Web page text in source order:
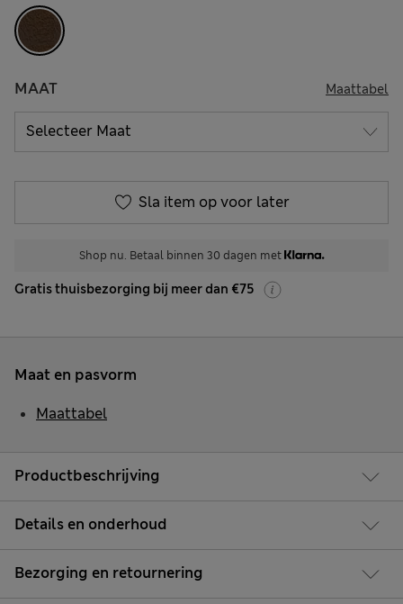
MAAT Maattabel
Sla item op voor later
Shop nu. Betaal binnen 30 dagen met
Gratis thuisbezorging bij meer dan €75
Productbeschrijving
Details en onderhoud
Bezorging en retournering
Maat en pasvorm
Maattabel